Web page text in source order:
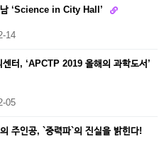
‘Science in City Hall’
14
터, ‘APCTP 2019 올해의 과학도서’
05
주인공, `중력파`의 진실을 밝힌다!